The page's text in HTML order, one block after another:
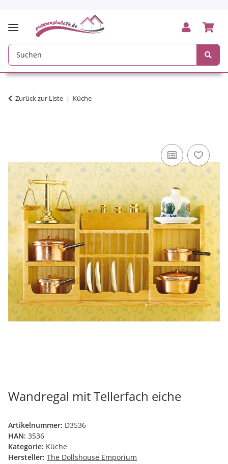
Zurück zur Liste Küche
Wandregal mit Tellerfach eiche
Artikelnummer: D3536
HAN: 3536
Kategorie: Küche
Hersteller: The Dollshouse Emporium